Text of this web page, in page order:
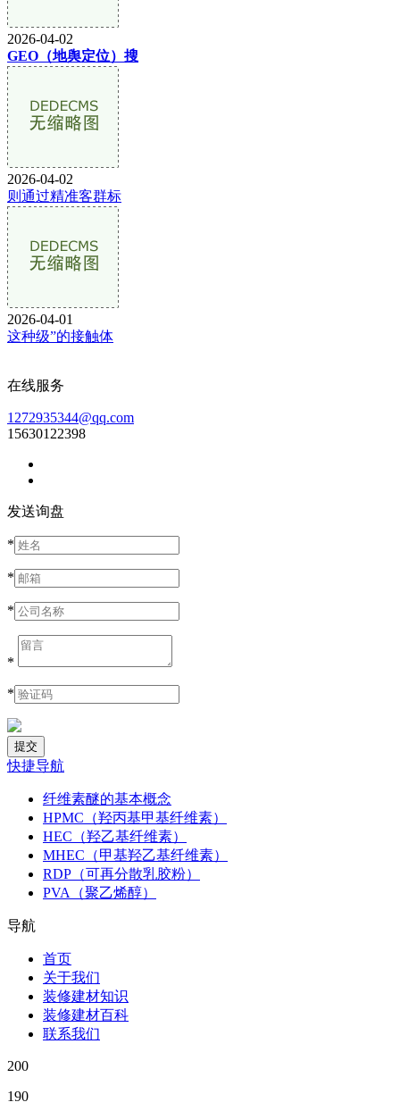
2026-04-02
GEO（地舆定位）搜
2026-04-02
则通过精准客群标
2026-04-01
这种级”的接触体
在线服务
1272935344@qq.com
15630122398
发送询盘
*
*
*
*
*
快捷导航
纤维素醚的基本概念
HPMC（羟丙基甲基纤维素）
HEC（羟乙基纤维素）
MHEC（甲基羟乙基纤维素）
RDP（可再分散乳胶粉）
PVA（聚乙烯醇）
导航
首页
关于我们
装修建材知识
装修建材百科
联系我们
200
190